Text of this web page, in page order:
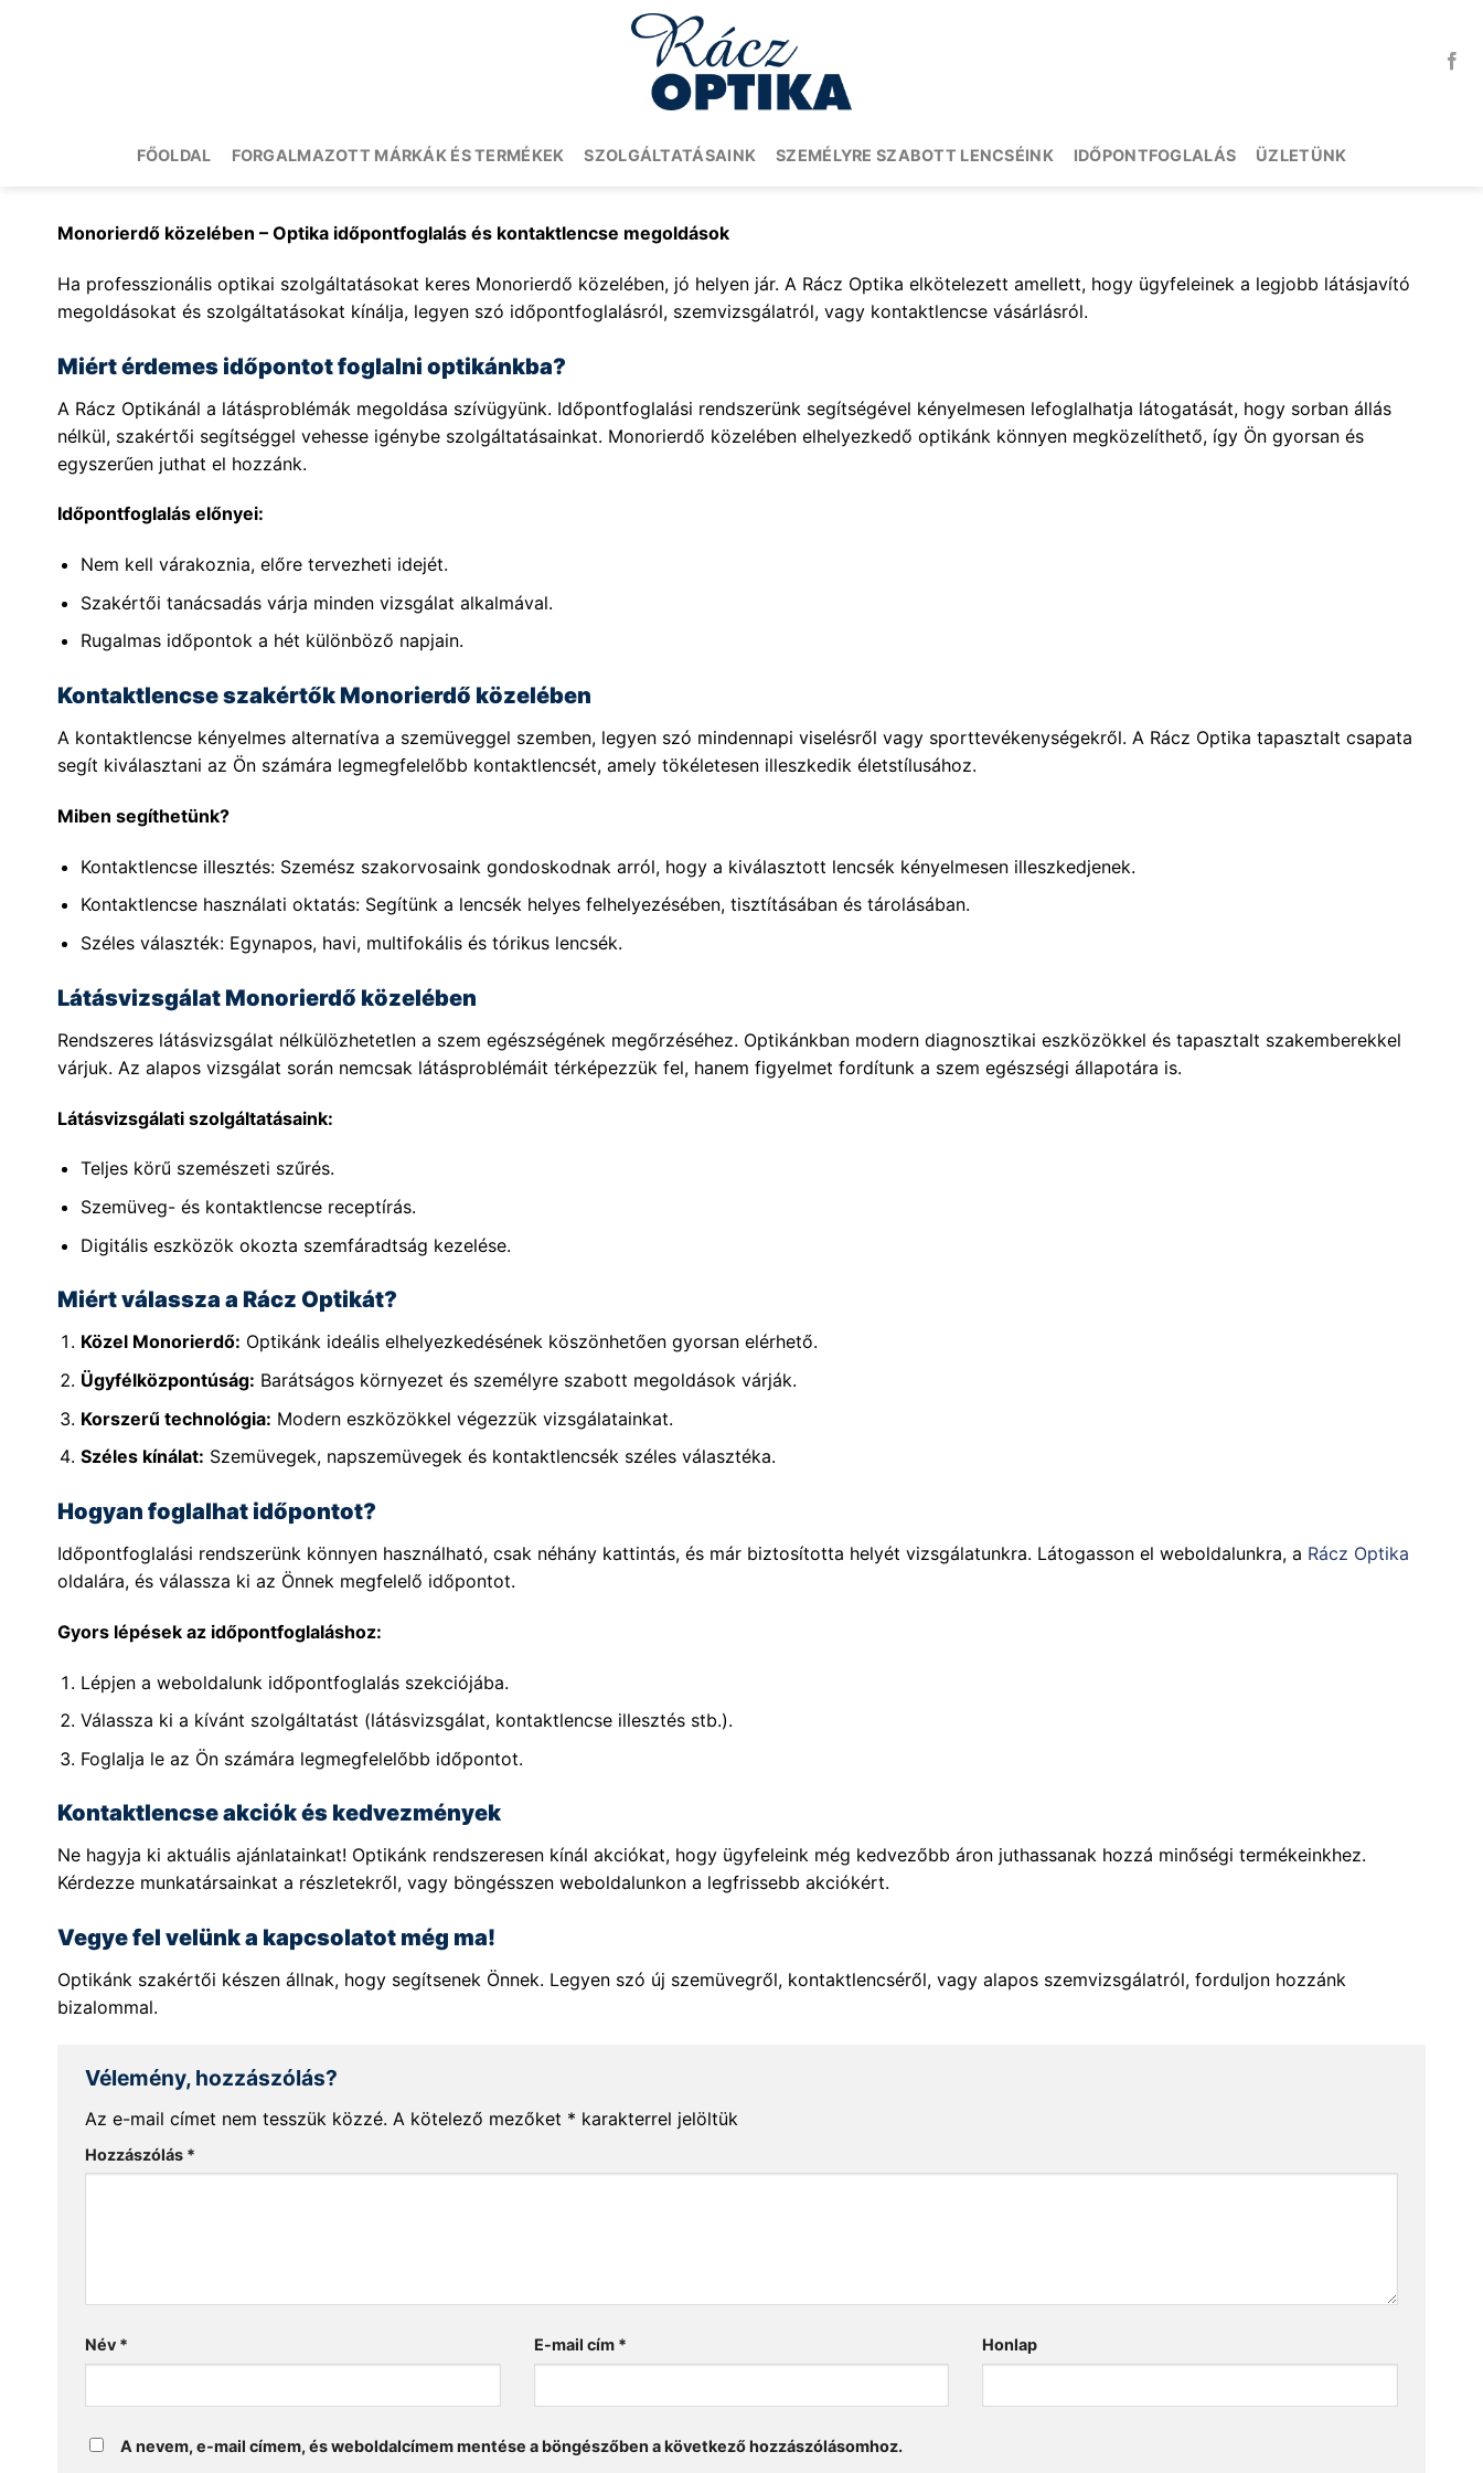
FŐOLDAL FORGALMAZOTT MÁRKÁK ÉS TERMÉKEK SZOLGÁLTATÁSAINK SZEMÉLYRE SZABOTT LENCSÉINK IDŐPONTFOGLALÁS ÜZLETÜNK
Monorierdő közelében – Optika időpontfoglalás és kontaktlencse megoldások
Ha professzionális optikai szolgáltatásokat keres Monorierdő közelében, jó helyen jár. A Rácz Optika elkötelezett amellett, hogy ügyfeleinek a legjobb látásjavító
megoldásokat és szolgáltatásokat kínálja, legyen szó időpontfoglalásról, szemvizsgálatról, vagy kontaktlencse vásárlásról.
Miért érdemes időpontot foglalni optikánkba?
A Rácz Optikánál a látásproblémák megoldása szívügyünk. Időpontfoglalási rendszerünk segítségével kényelmesen lefoglalhatja látogatását, hogy sorban állás
nélkül, szakértői segítséggel vehesse igénybe szolgáltatásainkat. Monorierdő közelében elhelyezkedő optikánk könnyen megközelíthető, így Ön gyorsan és
egyszerűen juthat el hozzánk.
Időpontfoglalás előnyei:
Nem kell várakoznia, előre tervezheti idejét.
Szakértői tanácsadás várja minden vizsgálat alkalmával.
Rugalmas időpontok a hét különböző napjain.
Kontaktlencse szakértők Monorierdő közelében
A kontaktlencse kényelmes alternatíva a szemüveggel szemben, legyen szó mindennapi viselésről vagy sporttevékenységekről. A Rácz Optika tapasztalt csapata
segít kiválasztani az Ön számára legmegfelelőbb kontaktlencsét, amely tökéletesen illeszkedik életstílusához.
Miben segíthetünk?
Kontaktlencse illesztés: Szemész szakorvosaink gondoskodnak arról, hogy a kiválasztott lencsék kényelmesen illeszkedjenek.
Kontaktlencse használati oktatás: Segítünk a lencsék helyes felhelyezésében, tisztításában és tárolásában.
Széles választék: Egynapos, havi, multifokális és tórikus lencsék.
Látásvizsgálat Monorierdő közelében
Rendszeres látásvizsgálat nélkülözhetetlen a szem egészségének megőrzéséhez. Optikánkban modern diagnosztikai eszközökkel és tapasztalt szakemberekkel
várjuk. Az alapos vizsgálat során nemcsak látásproblémáit térképezzük fel, hanem figyelmet fordítunk a szem egészségi állapotára is.
Látásvizsgálati szolgáltatásaink:
Teljes körű szemészeti szűrés.
Szemüveg- és kontaktlencse receptírás.
Digitális eszközök okozta szemfáradtság kezelése.
Miért válassza a Rácz Optikát?
Közel Monorierdő: Optikánk ideális elhelyezkedésének köszönhetően gyorsan elérhető.
Ügyfélközpontúság: Barátságos környezet és személyre szabott megoldások várják.
Korszerű technológia: Modern eszközökkel végezzük vizsgálatainkat.
Széles kínálat: Szemüvegek, napszemüvegek és kontaktlencsék széles választéka.
Hogyan foglalhat időpontot?
Időpontfoglalási rendszerünk könnyen használható, csak néhány kattintás, és már biztosította helyét vizsgálatunkra. Látogasson el weboldalunkra, a Rácz Optika
oldalára, és válassza ki az Önnek megfelelő időpontot.
Gyors lépések az időpontfoglaláshoz:
Lépjen a weboldalunk időpontfoglalás szekciójába.
Válassza ki a kívánt szolgáltatást (látásvizsgálat, kontaktlencse illesztés stb.).
Foglalja le az Ön számára legmegfelelőbb időpontot.
Kontaktlencse akciók és kedvezmények
Ne hagyja ki aktuális ajánlatainkat! Optikánk rendszeresen kínál akciókat, hogy ügyfeleink még kedvezőbb áron juthassanak hozzá minőségi termékeinkhez.
Kérdezze munkatársainkat a részletekről, vagy böngésszen weboldalunkon a legfrissebb akciókért.
Vegye fel velünk a kapcsolatot még ma!
Optikánk szakértői készen állnak, hogy segítsenek Önnek. Legyen szó új szemüvegről, kontaktlencséről, vagy alapos szemvizsgálatról, forduljon hozzánk
bizalommal.
Vélemény, hozzászólás?
Az e-mail címet nem tesszük közzé. A kötelező mezőket * karakterrel jelöltük
Hozzászólás *
Név * E-mail cím * Honlap
A nevem, e-mail címem, és weboldalcímem mentése a böngészőben a következő hozzászólásomhoz.